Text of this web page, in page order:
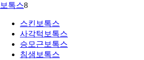
보톡스8
스킨보톡스
사각턱보톡스
승모근보톡스
침샘보톡스